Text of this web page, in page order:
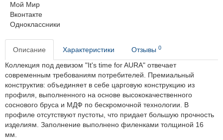
Мой Мир
Вконтакте
Одноклассники
Описание Характеристики Отзывы 0
Коллекция под девизом "It's time for AURA" отвечает
современным требованиям потребителей. Премиальный
конструктив: объединяет в себе царговую конструкцию из
профиля, выполненного на основе высококачественного
соснового бруса и МДФ по бескромочной технологии. В
профиле отсутствуют пустоты, что придает большую прочность
изделиям. Заполнение выполнено филенками толщиной 16
мм.